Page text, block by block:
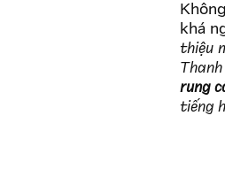
khá
thiệu
rung
tiếng